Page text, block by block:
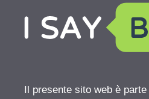
Il presente sito web è